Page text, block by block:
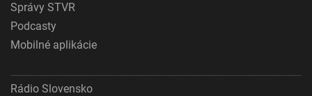
Správy STVR
Podcasty
Mobilné aplikácie
Rádio Slovensko